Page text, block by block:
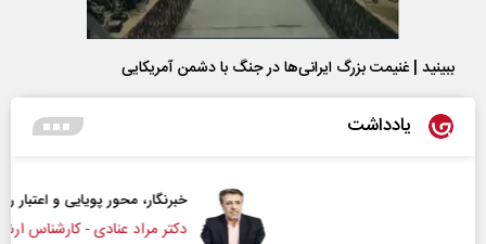
ببینید | غنیمت بزرگ ایرانی‌ها در جنگ با دشمن آمریکایی
یادداشت
خبرنگار، محور پویایی و اعتبار رسانه
دکتر مراد عنادی - کارشناس ارشد رسانه